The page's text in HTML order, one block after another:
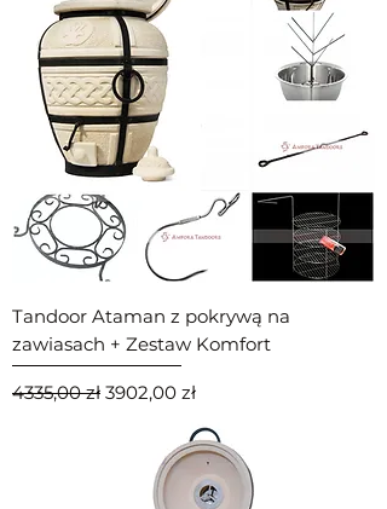
Tandoor Ataman z pokrywą na
zawiasach + Zestaw Komfort
Regularna cena
4335,00 zł Cena rabatowa
3902,00 zł